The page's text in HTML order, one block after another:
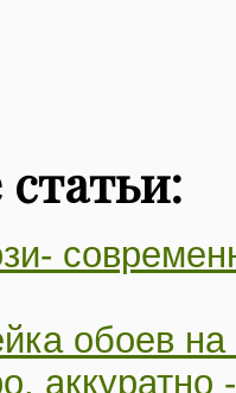
обоев
аккуратно -